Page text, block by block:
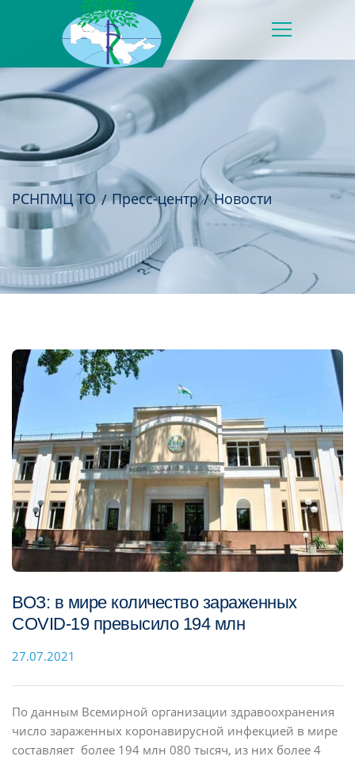
РСНПМЦ ТО Пресс-центр Новости
ВОЗ: в мире количество зараженных
COVID-19 превысило 194 млн
27.07.2021
По данным Всемирной организации здравоохранения
число зараженных коронавирусной инфекцией в мире
составляет более 194 млн 080 тысяч, из них более 4